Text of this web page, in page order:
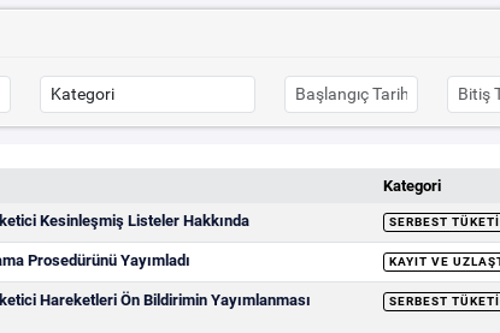
Kategori
Kesinleşmiş Listeler Hakkında SERBEST
Prosedürünü Yayımladı KAYIT VE
Hareketleri Ön Bildirimin Yayımlanması
SERBEST